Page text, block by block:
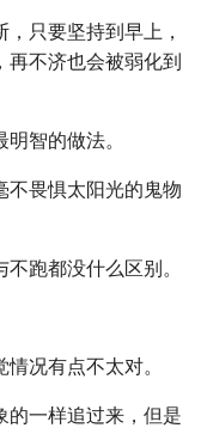
只要坚持到早上，
再不济也会被弱化到
智的做法。
不畏惧太阳光的鬼物
跑都没什么区别。
况有点不太对。
的一样追过来，但是